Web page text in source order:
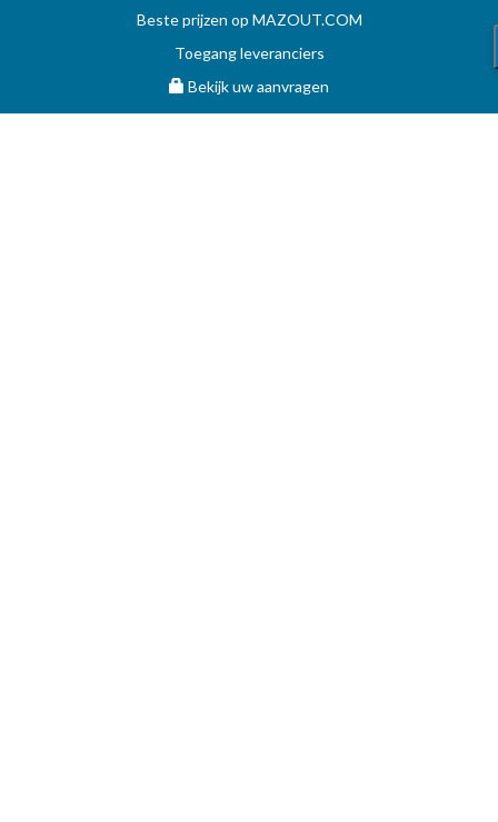
Beste prijzen op MAZOUT.COM
Toegang leveranciers
Bekijk uw aanvragen